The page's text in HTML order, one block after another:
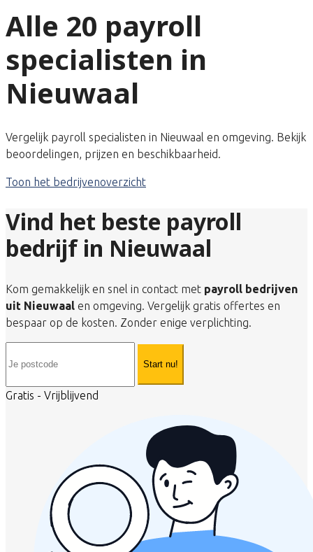
Alle 20 payroll
specialisten in
Nieuwaal
Vergelijk payroll specialisten in Nieuwaal en omgeving. Bekijk
beoordelingen, prijzen en beschikbaarheid.
Toon het bedrijvenoverzicht
Vind het beste payroll
bedrijf in Nieuwaal
Kom gemakkelijk en snel in contact met payroll bedrijven
uit Nieuwaal en omgeving. Vergelijk gratis offertes en
bespaar op de kosten. Zonder enige verplichting.
Start nu!
Gratis - Vrijblijvend